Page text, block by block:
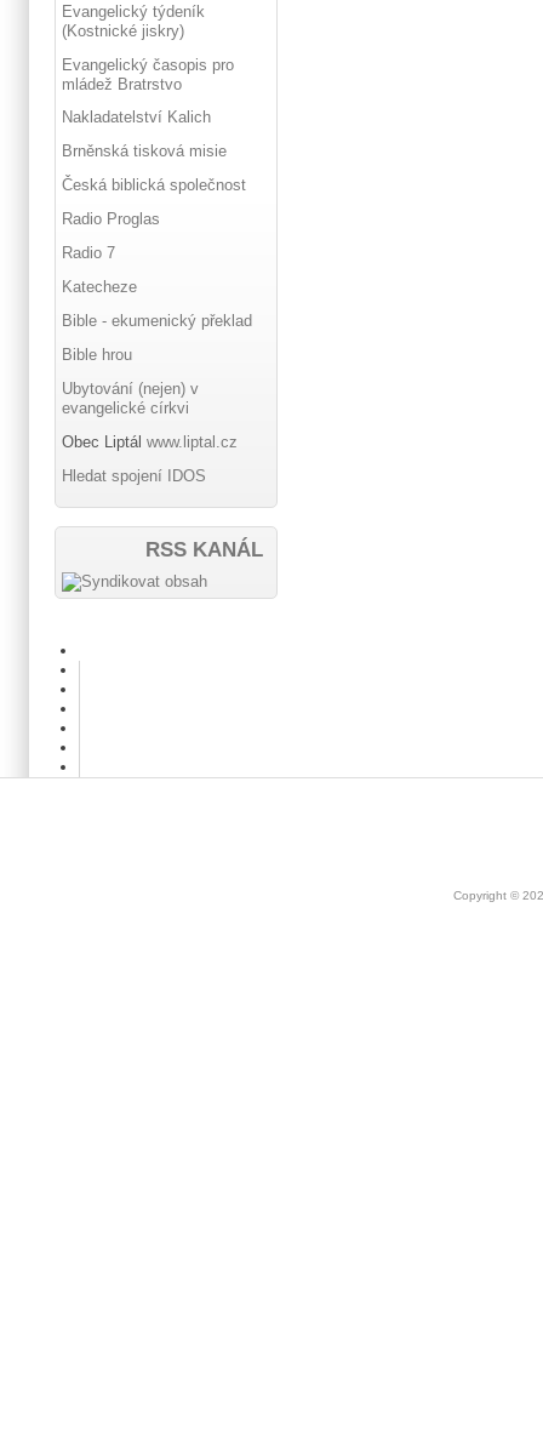
Evangelický týdeník
(Kostnické jiskry)
Evangelický časopis pro
mládež Bratrstvo
Nakladatelství Kalich
Brněnská tisková misie
Česká biblická společnost
Radio Proglas
Radio 7
Katecheze
Bible - ekumenický překlad
Bible hrou
Ubytování (nejen) v
evangelické církvi
Obec Liptál www.liptal.cz
Hledat spojení IDOS
RSS KANÁL
Copyright ©